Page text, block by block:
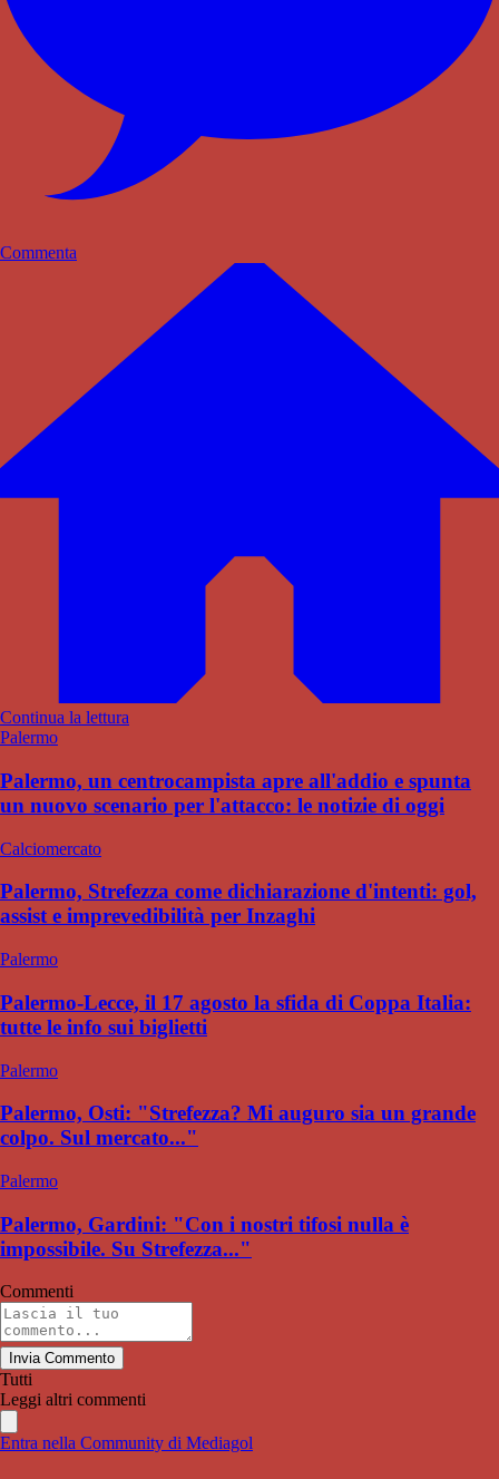
Commenta
Continua la lettura
Palermo
Palermo, un centrocampista apre all'addio e spunta
un nuovo scenario per l'attacco: le notizie di oggi
Calciomercato
Palermo, Strefezza come dichiarazione d'intenti: gol,
assist e imprevedibilità per Inzaghi
Palermo
Palermo-Lecce, il 17 agosto la sfida di Coppa Italia:
tutte le info sui biglietti
Palermo
Palermo, Osti: "Strefezza? Mi auguro sia un grande
colpo. Sul mercato..."
Palermo
Palermo, Gardini: "Con i nostri tifosi nulla è
impossibile. Su Strefezza..."
Commenti
Invia Commento
Tutti
Leggi altri commenti
Entra nella Community di Mediagol